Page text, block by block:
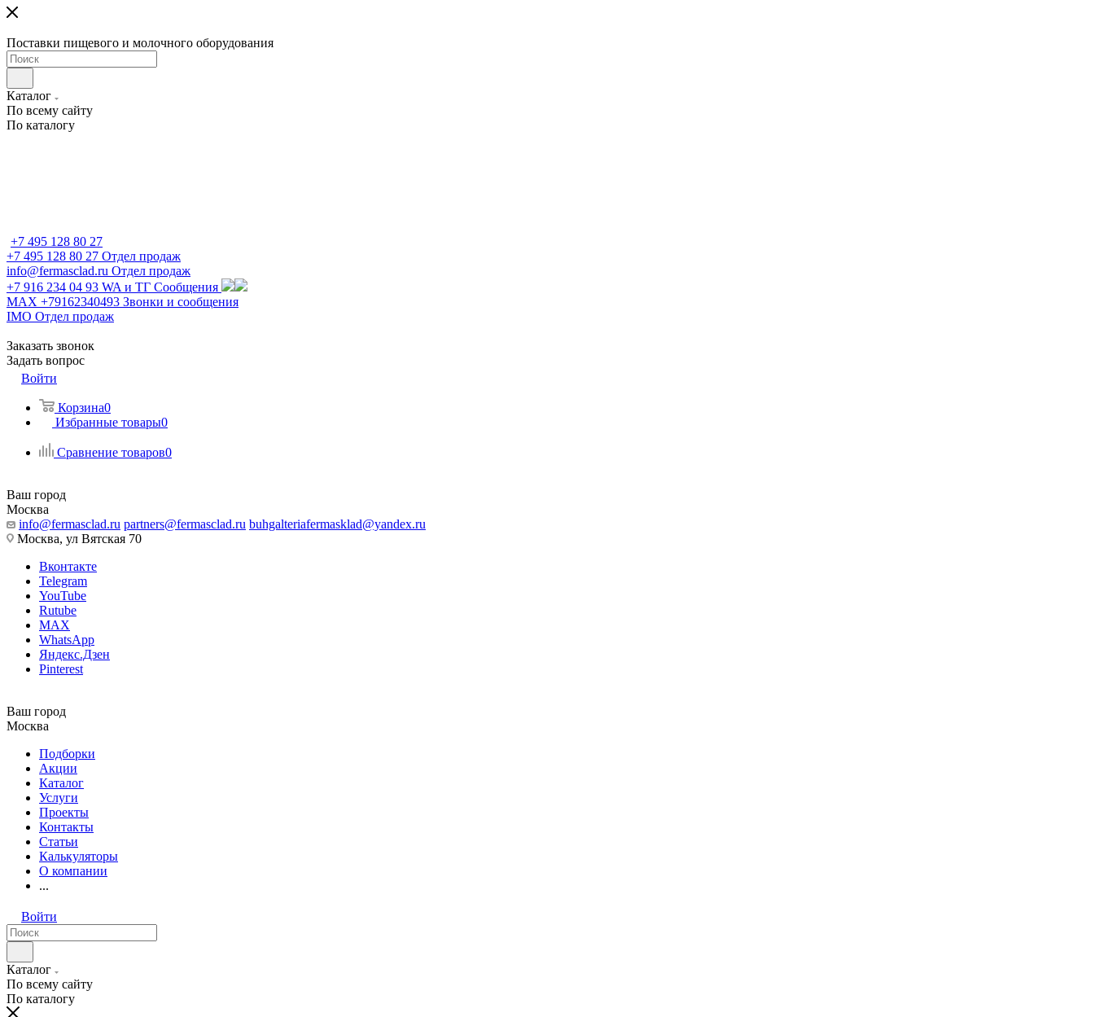
Поставки пищевого и молочного оборудования
Каталог
По всему сайту
По каталогу
+7 495 128 80 27
+7 495 128 80 27 Отдел продаж
info@fermasclad.ru Отдел продаж
+7 916 234 04 93 WA и ТГ Сообщения
MAX +79162340493 Звонки и сообщения
IMO Отдел продаж
Заказать звонок
Задать вопрос
Войти
Корзина0
Избранные товары0
Сравнение товаров0
Ваш город
Москва
info@fermasclad.ru partners@fermasclad.ru buhgalteriafermasklad@yandex.ru
Москва, ул Вятская 70
Вконтакте
Telegram
YouTube
Rutube
MAX
WhatsApp
Яндекс.Дзен
Pinterest
Ваш город
Москва
Подборки
Акции
Каталог
Услуги
Проекты
Контакты
Статьи
Калькуляторы
О компании
...
Войти
Каталог
По всему сайту
По каталогу